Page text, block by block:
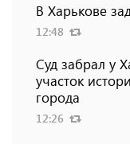
В Харькове
12:48
Суд забрал у
участок
города
12:26